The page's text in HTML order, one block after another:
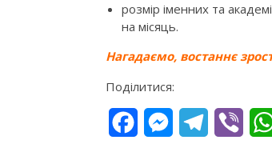
розмір іменних та
на місяць.
Нагадаємо, востаннє
Поділитися:
FacebookMessengerTelegram